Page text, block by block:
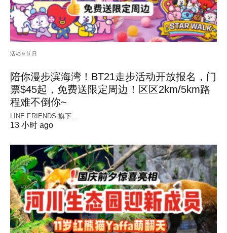
活动&节日
陪你漫步滨海湾！BT21走步活动开放报名，门
票$45起，免费送限定周边！区区2km/5km路
程难不倒你~
LINE FRIENDS 旗下…
13 小时 ago